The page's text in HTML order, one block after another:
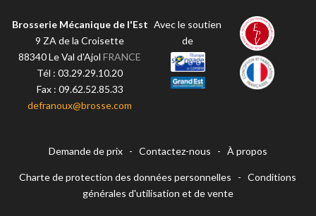
Brosserie Mécanique de l'Est
9 ZA de la Croisette
88340Le Val d'Ajol FRANCE
Tél :03.29.29.10.20
Fax : 09.62.52.85.33
defranoux@brosse.com
Avec le soutien
de
Demande de prix- Contactez-nous - À propos
Charte de protection des données personnelles -Conditions
générales d'utilisation et de vente